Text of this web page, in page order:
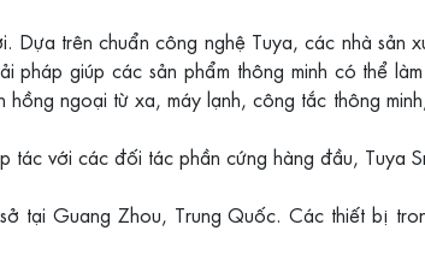
Dựa trên chuẩn công nghệ Tuya, các nhà sản
giúp các sản phẩm thông minh có thể
hồng ngoại từ xa, máy lạnh, công tắc thông
với các đối tác phần cứng hàng đầu, Tuya
tại Guang Zhou, Trung Quốc. Các thiết bị